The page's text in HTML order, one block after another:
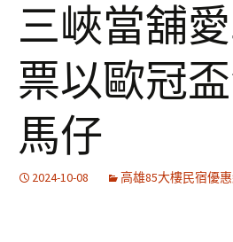
三峽當舖
票以歐冠
馬仔
2024-10-08 高雄85大樓民宿優